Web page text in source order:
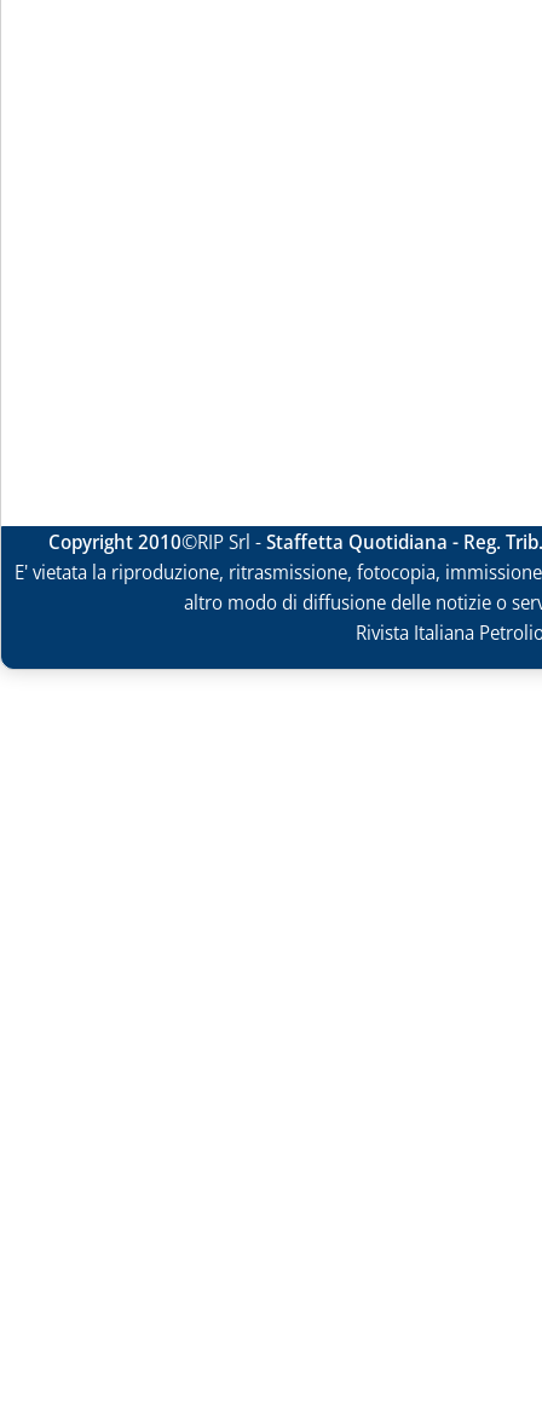
Copyright 2010©RIP Srl -Staffetta Quotidiana - Reg.
E' vietata la riproduzione, ritrasmissione, fotocopia,
altro modo di diffusione delle notizie o
Rivista Italiana